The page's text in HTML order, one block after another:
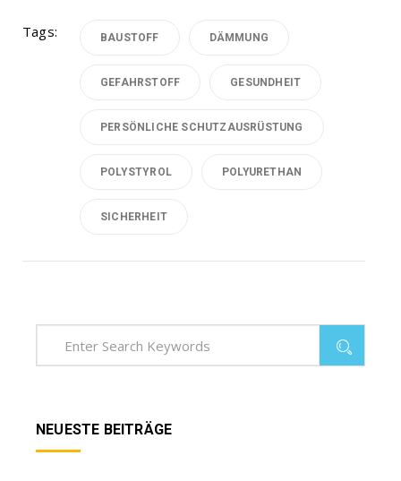
Tags: BAUSTOFF DÄMMUNG
GEFAHRSTOFF GESUNDHEIT
PERSÖNLICHE SCHUTZAUSRÜSTUNG
POLYSTYROL POLYURETHAN
SICHERHEIT
NEUESTE BEITRÄGE